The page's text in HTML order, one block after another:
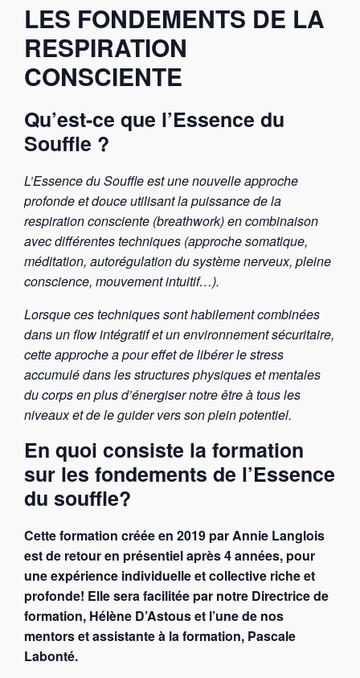
LES FONDEMENTS DE LA
RESPIRATION
CONSCIENTE
Qu’est-ce que l’Essence du
Souffle ?
L’Essence du Souffle est une nouvelle approche
profonde et douce utilisant la puissance de la
respiration consciente (breathwork) en combinaison
avec différentes techniques (approche somatique,
méditation, autorégulation du système nerveux, pleine
conscience, mouvement intuitif…).
Lorsque ces techniques sont habilement combinées
dans un flow intégratif et un environnement sécuritaire,
cette approche a pour effet de libérer le stress
accumulé dans les structures physiques et mentales
du corps en plus d’énergiser notre être à tous les
niveaux et de le guider vers son plein potentiel.
En quoi consiste la formation
sur les fondements de l’Essence
du souffle?
Cette formation créée en 2019 par Annie Langlois
est de retour en présentiel après 4 années, pour
une expérience individuelle et collective riche et
profonde! Elle sera facilitée par notre Directrice de
formation, Hélène D’Astous et l’une de nos
mentors et assistante à la formation, Pascale
Labonté.